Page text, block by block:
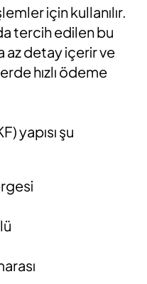
için kullanılır.
tercih edilen bu
az detay içerir ve
hızlı ödeme
yapısı şu